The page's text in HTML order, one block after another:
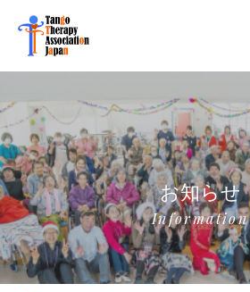
お知らせ
Information